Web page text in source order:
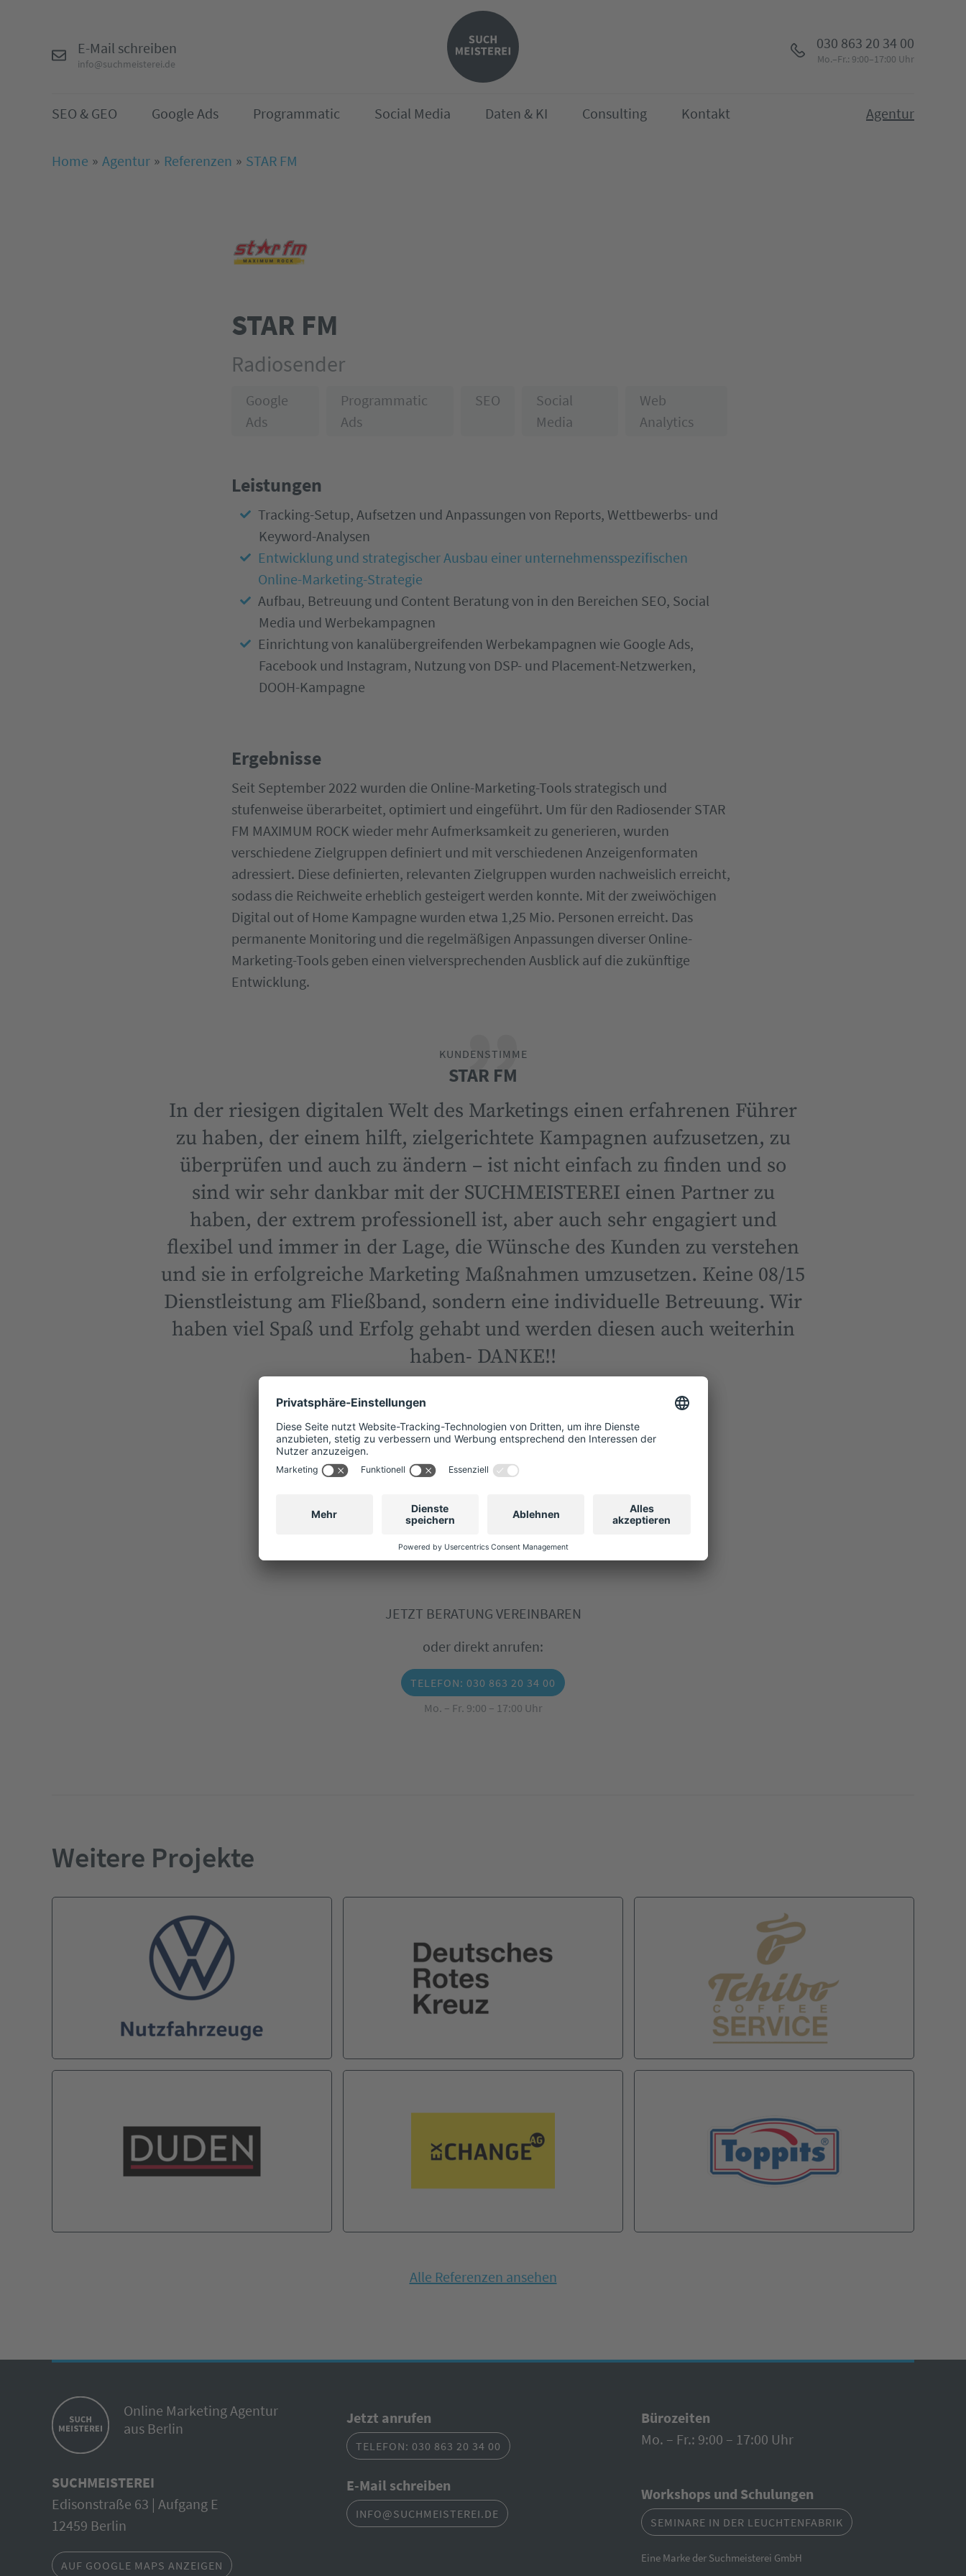
E-Mail schreiben
info@suchmeisterei.de
030 863 20 34 00
Mo.–Fr.: 9:00–17:00 Uhr
SEO & GEO Google Ads Programmatic Social Media Daten & KI Consulting Kontakt Agentur
Home Agentur Referenzen STAR FM
STAR FM
Radiosender
Google
Ads
Programmatic
Ads
SEO
Social
Media
Web
Analytics
Leistungen
Tracking-Setup, Aufsetzen und Anpassungen von Reports, Wettbewerbs- und
Keyword-Analysen
Entwicklung und strategischer Ausbau einer unternehmensspezifischen
Online-Marketing-Strategie
Aufbau, Betreuung und Content Beratung von in den Bereichen SEO, Social
Media und Werbekampagnen
Einrichtung von kanalübergreifenden Werbekampagnen wie Google Ads,
Facebook und Instagram, Nutzung von DSP- und Placement-Netzwerken,
DOOH-Kampagne
Ergebnisse
Seit September 2022 wurden die Online-Marketing-Tools strategisch und
stufenweise überarbeitet, optimiert und eingeführt. Um für den Radiosender STAR
FM MAXIMUM ROCK wieder mehr Aufmerksamkeit zu generieren, wurden
verschiedene Zielgruppen definiert und mit verschiedenen Anzeigenformaten
adressiert. Diese definierten, relevanten Zielgruppen wurden nachweislich erreicht,
sodass die Reichweite erheblich gesteigert werden konnte. Mit der zweiwöchigen
Digital out of Home Kampagne wurden etwa 1,25 Mio. Personen erreicht. Das
permanente Monitoring und die regelmäßigen Anpassungen diverser Online-
Marketing-Tools geben einen vielversprechenden Ausblick auf die zukünftige
Entwicklung.
KUNDENSTIMME
STAR FM
In der riesigen digitalen Welt des Marketings einen erfahrenen Führer
zu haben, der einem hilft, zielgerichtete Kampagnen aufzusetzen, zu
überprüfen und auch zu ändern – ist nicht einfach zu finden und so
sind wir sehr dankbar mit der SUCHMEISTEREI einen Partner zu
haben, der extrem professionell ist, aber auch sehr engagiert und
flexibel und immer in der Lage, die Wünsche des Kunden zu verstehen
und sie in erfolgreiche Marketing Maßnahmen umzusetzen. Keine 08/15
Dienstleistung am Fließband, sondern eine individuelle Betreuung. Wir
haben viel Spaß und Erfolg gehabt und werden diesen auch weiterhin
haben- DANKE!!
JETZT BERATUNG VEREINBAREN
oder direkt anrufen:
TELEFON: 030 863 20 34 00
Mo. – Fr. 9:00 – 17:00 Uhr
Weitere Projekte
Alle Referenzen ansehen
Online Marketing Agentur
aus Berlin
SUCHMEISTEREI
Edisonstraße 63 | Aufgang E
12459 Berlin
AUF GOOGLE MAPS ANZEIGEN
Jetzt anrufen
TELEFON: 030 863 20 34 00
E-Mail schreiben
INFO@SUCHMEISTEREI.DE
Bürozeiten
Mo. – Fr.: 9:00 – 17:00 Uhr
Workshops und Schulungen
SEMINARE IN DER LEUCHTENFABRIK
Eine Marke der Suchmeisterei GmbH